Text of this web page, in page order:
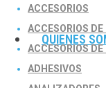
QUIENES
ACCESORIOS
ACCESORIOS
ACCESORIOS
ADHESIVOS